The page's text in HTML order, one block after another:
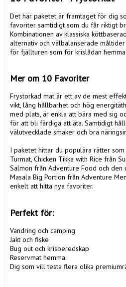
Det här paketet är framtaget för dig
favoriter samtidigt som du får riktigt
Kombinationen av klassiska
alternativ och välbalanserade
för fjällturen som för krislådan hemma.
Mer om 10 Favoriter
Frystorkad mat är ett av de mest
vikt, lång hållbarhet och hög
med plats, är enkla att bära med sig
för att bli färdiga att äta. Samtidigt
välutvecklade smaker och bra
I paketet hittar du populära rätter som
Turmat, Chicken Tikka with Rice från
Salmon från Adventure Food och den
Masala Big Portion från Adventure
enkelt att hitta nya favoriter.
Perfekt för:
Vandring och camping
Jakt och fiske
Bug out och krisberedskap
Reservmat hemma
Dig som vill testa flera olika